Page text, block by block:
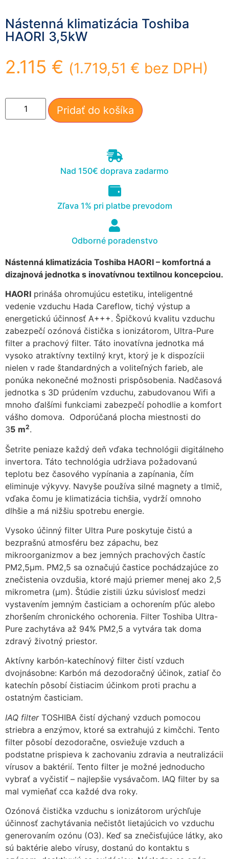
Nástenná klimatizácia Toshiba
HAORI 3,5kW
2.115 € (1.719,51 € bez DPH)
Pridať do košíka
Nad 150€ doprava zadarmo
Zľava 1% pri platbe prevodom
Odborné poradenstvo
Nástenná klimatizácia Toshiba HAORI – komfortná a
dizajnová jednotka s inovatívnou textilnou koncepciou.
HAORI prináša ohromujúcu estetiku, inteligentné
vedenie vzduchu Hada Careflow, tichý výstup a
energetickú účinnosť A+++. Špičkovú kvalitu vzduchu
zabezpečí ozónová čistička s ionizátorom, Ultra-Pure
filter a prachový filter. Táto inovatívna jednotka má
vysoko atraktívny textilný kryt, ktorý je k dispozícii
nielen v rade štandardných a voliteľných farieb, ale
ponúka nekonečné možnosti prispôsobenia. Nadčasová
jednotka s 3D prúdením vzduchu, zabudovanou Wifi a
mnoho ďalšími funkciami zabezpečí pohodlie a komfort
vášho domova. Odporúčaná plocha miestnosti do
35 m2.
Šetrite peniaze každý deň vďaka technológii digitálneho
invertora. Táto technológia udržiava požadovanú
teplotu bez časového vypínania a zapínania, čím
eliminuje výkyvy. Navyše používa silné magnety a tlmič,
vďaka čomu je klimatizácia tichšia, vydrží omnoho
dlhšie a má nižšiu spotrebu energie.
Vysoko účinný filter Ultra Pure poskytuje čistú a
bezprašnú atmosféru bez zápachu, bez
mikroorganizmov a bez jemných prachových častíc
PM2,5μm. PM2,5 sa označujú častice pochádzajúce zo
znečistenia ovzdušia, ktoré majú priemer menej ako 2,5
mikrometra (μm). Štúdie zistili úzku súvislosť medzi
vystavením jemným časticiam a ochorením pľúc alebo
zhoršením chronického ochorenia. Filter Toshiba Ultra-
Pure zachytáva až 94% PM2,5 a vytvára tak doma
zdravý životný priestor.
Aktívny karbón-katechínový filter čistí vzduch
dvojnásobne: Karbón má dezodoračný účinok, zatiaľ čo
katechín pôsobí čistiacim účinkom proti prachu a
ostatným časticiam.
IAQ filterTOSHIBA čistí dýchaný vzduch pomocou
striebra a enzýmov, ktoré sa extrahujú z kimčchi. Tento
filter pôsobí dezodoračne, osviežuje vzduch a
podstatne prispieva k zachovaniu zdravia a neutralizácii
vírusov a baktérií. Tento filter je možné jednoducho
vybrať a vyčistiť – najlepšie vysávačom. IAQ filter by sa
mal vymieňať cca každé dva roky.
Ozónová čistička vzduchu s ionizátorom urýchľuje
účinnosť zachytávania nečistôt lietajúcich vo vzduchu
generovaním ozónu (O3). Keď sa znečisťujúce látky, ako
sú baktérie alebo vírusy, dostanú do kontaktu s
spôsobu
používania
spokojnosť
In order for our
website to
refuse these
the website.
Marketing
stránka
počas vašej
fungovala
čo
najlepšie.
Ak tieto
súbory
cookie
odmietnete,
niektoré
funkcie z
webovej
stránky
zmiznú.